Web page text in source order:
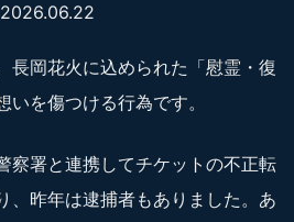
2026.06.22
長岡花火に込められた「慰霊・復
を傷つける行為です。
察署と連携してチケットの不正転
、昨年は逮捕者もありました。あ